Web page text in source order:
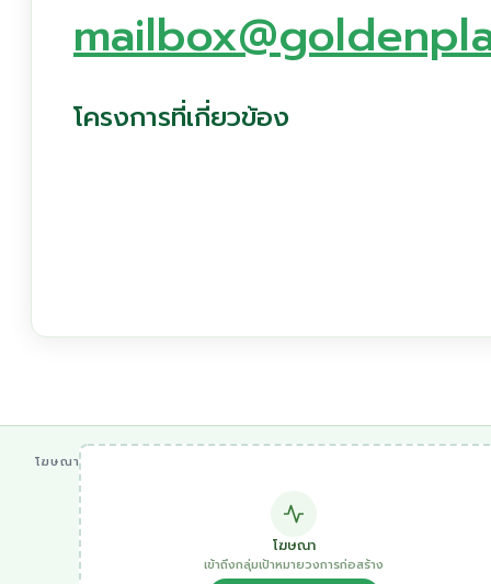
โครงการที่เกี่ยวข้อง
โฆษณา
โฆษณา
เข้าถึงกลุ่มเป้าหมายวงการก่อสร้าง